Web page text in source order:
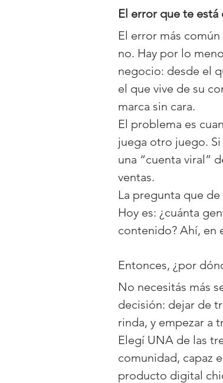
El error que te
El error más
no. Hay por lo
negocio: desde el
el que vive de su
marca sin cara.
El problema es
juega otro juego.
una “cuenta viral”
ventas.
La pregunta que
Hoy es: ¿cuánta
contenido? Ahí, en
Entonces, ¿por
No necesitás más
decisión: dejar de
rinda, y empezar a
Elegí UNA de las
comunidad, capaz
producto digital